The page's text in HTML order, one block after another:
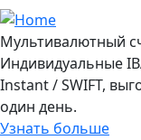
Мультивалютный
Индивидуальные
Instant / SWIFT,
один день.
Узнать больше